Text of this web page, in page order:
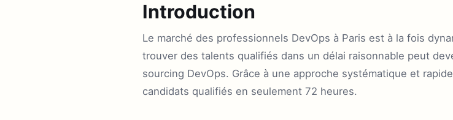
Introduction
Le marché des professionnels DevOps à Paris est à la fois
trouver des talents qualifiés dans un délai raisonnable peut
sourcing DevOps. Grâce à une approche systématique et
candidats qualifiés en seulement 72 heures.